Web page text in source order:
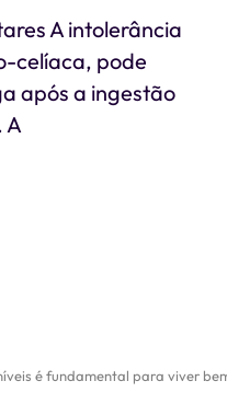
A intolerância
celíaca, pode
após a ingestão
A
é fundamental para viver